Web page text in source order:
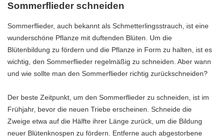
Sommerflieder schneiden
Sommerflieder, auch bekannt als Schmetterlingsstrauch, ist eine
wunderschöne Pflanze mit duftenden Blüten. Um die
Blütenbildung zu fördern und die Pflanze in Form zu halten, ist es
wichtig, den Sommerflieder regelmäßig zu schneiden. Aber wann
und wie sollte man den Sommerflieder richtig zurückschneiden?
Der beste Zeitpunkt, um den Sommerflieder zu schneiden, ist im
Frühjahr, bevor die neuen Triebe erscheinen. Schneide die
Zweige etwa auf die Hälfte ihrer Länge zurück, um die Bildung
neuer Blütenknospen zu fördern. Entferne auch abgestorbene